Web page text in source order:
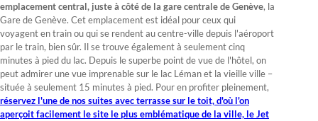
emplacement central, juste à côté de la gare centrale de Genève, la
Gare de Genève. Cet emplacement est idéal pour ceux qui
voyagent en train ou qui se rendent au centre-ville depuis l'aéroport
par le train, bien sûr. Il se trouve également à seulement cinq
minutes à pied du lac. Depuis le superbe point de vue de l'hôtel, on
peut admirer une vue imprenable sur le lac Léman et la vieille ville –
située à seulement 15 minutes à pied. Pour en profiter pleinement,
réservez l'une de nos suites avec terrasse sur le toit, d'où l'on
aperçoit facilement le site le plus emblématique de la ville, le Jet